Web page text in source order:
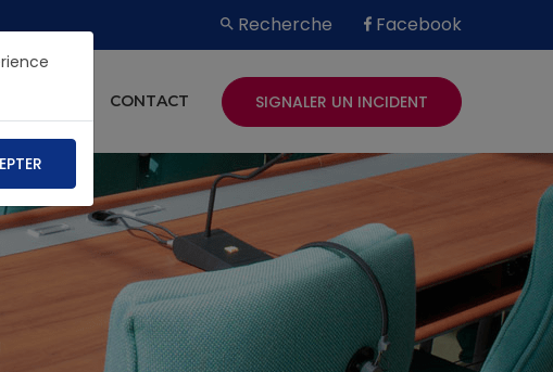
Recherche Facebook
CONTACT SIGNALER UN INCIDENT